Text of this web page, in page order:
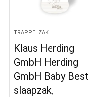
TRAPPELZAK
Klaus Herding
GmbH Herding
GmbH Baby Best
slaapzak,